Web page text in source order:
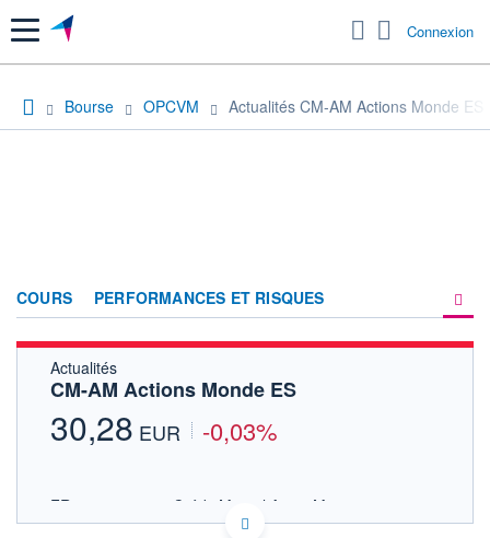
Menu Connexion
Bourse OPCVM Actualités CM-AM Actions Monde ES
COURS PERFORMANCES ET RISQUES
Actualités
CM-AM Actions Monde ES
30,28 EUR -0,03%
FR0010611939 - Crédit Mutuel Asset Management
OPCVM DERNIER COURS CONNU AU 05/08/2026